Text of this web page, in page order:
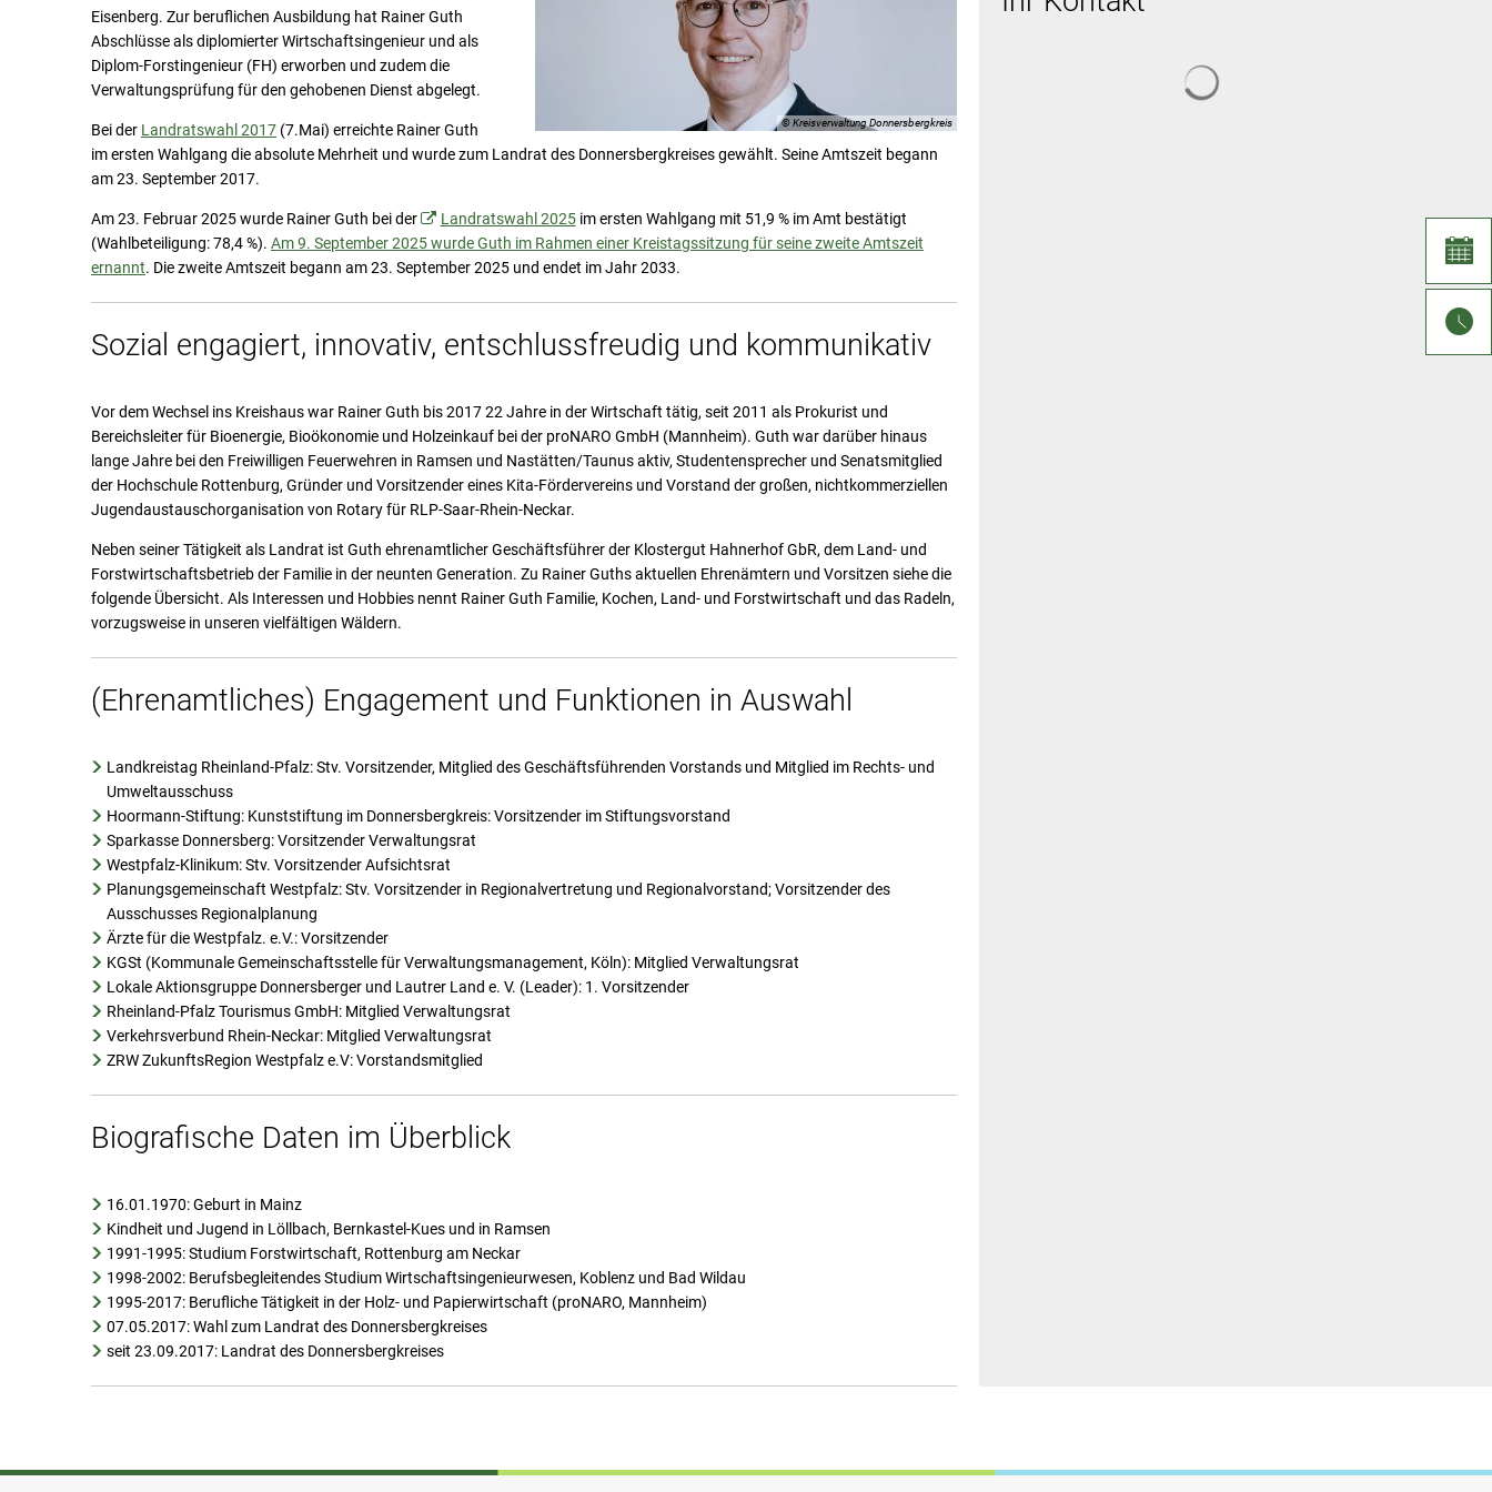
© Kreisverwaltung Donnersbergkreis
Eisenberg. Zur beruflichen Ausbildung hat Rainer Guth
Abschlüsse als diplomierter Wirtschaftsingenieur und als
Diplom-Forstingenieur (FH) erworben und zudem die
Verwaltungsprüfung für den gehobenen Dienst abgelegt.
Bei der Landratswahl 2017 (7.Mai) erreichte Rainer Guth
im ersten Wahlgang die absolute Mehrheit und wurde zum Landrat des Donnersbergkreises gewählt. Seine Amtszeit begann
am 23. September 2017.
Am 23. Februar 2025 wurde Rainer Guth bei der Landratswahl 2025im ersten Wahlgang mit 51,9 % im Amt bestätigt
(Wahlbeteiligung: 78,4 %). Am 9. September 2025 wurde Guth im Rahmen einer Kreistagssitzung für seine zweite Amtszeit
ernannt. Die zweite Amtszeit begann am 23. September 2025 und endet im Jahr 2033.
Sozial engagiert, innovativ, entschlussfreudig und kommunikativ
Vor dem Wechsel ins Kreishaus war Rainer Guth bis 2017 22 Jahre in der Wirtschaft tätig, seit 2011 als Prokurist und
Bereichsleiter für Bioenergie, Bioökonomie und Holzeinkauf bei der proNARO GmbH (Mannheim). Guth war darüber hinaus
lange Jahre bei den Freiwilligen Feuerwehren in Ramsen und Nastätten/Taunus aktiv, Studentensprecher und Senatsmitglied
der Hochschule Rottenburg, Gründer und Vorsitzender eines Kita-Fördervereins und Vorstand der großen, nichtkommerziellen
Jugendaustauschorganisation von Rotary für RLP-Saar-Rhein-Neckar.
Neben seiner Tätigkeit als Landrat ist Guth ehrenamtlicher Geschäftsführer der Klostergut Hahnerhof GbR, dem Land- und
Forstwirtschaftsbetrieb der Familie in der neunten Generation. Zu Rainer Guths aktuellen Ehrenämtern und Vorsitzen siehe die
folgende Übersicht. Als Interessen und Hobbies nennt Rainer Guth Familie, Kochen, Land- und Forstwirtschaft und das Radeln,
vorzugsweise in unseren vielfältigen Wäldern.
(Ehrenamtliches) Engagement und Funktionen in Auswahl
Landkreistag Rheinland-Pfalz: Stv. Vorsitzender, Mitglied des Geschäftsführenden Vorstands und Mitglied im Rechts- und
Umweltausschuss
Hoormann-Stiftung: Kunststiftung im Donnersbergkreis: Vorsitzender im Stiftungsvorstand
Sparkasse Donnersberg: Vorsitzender Verwaltungsrat
Westpfalz-Klinikum: Stv. Vorsitzender Aufsichtsrat
Planungsgemeinschaft Westpfalz: Stv. Vorsitzender in Regionalvertretung und Regionalvorstand; Vorsitzender des
Ausschusses Regionalplanung
Ärzte für die Westpfalz. e.V.: Vorsitzender
KGSt (Kommunale Gemeinschaftsstelle für Verwaltungsmanagement, Köln): Mitglied Verwaltungsrat
Lokale Aktionsgruppe Donnersberger und Lautrer Land e. V. (Leader): 1. Vorsitzender
Rheinland-Pfalz Tourismus GmbH: Mitglied Verwaltungsrat
Verkehrsverbund Rhein-Neckar: Mitglied Verwaltungsrat
ZRW ZukunftsRegion Westpfalz e.V: Vorstandsmitglied
Biografische Daten im Überblick
16.01.1970: Geburt in Mainz
Kindheit und Jugend in Löllbach, Bernkastel-Kues und in Ramsen
1991-1995: Studium Forstwirtschaft, Rottenburg am Neckar
1998-2002: Berufsbegleitendes Studium Wirtschaftsingenieurwesen, Koblenz und Bad Wildau
1995-2017: Berufliche Tätigkeit in der Holz- und Papierwirtschaft (proNARO, Mannheim)
07.05.2017: Wahl zum Landrat des Donnersbergkreises
seit 23.09.2017: Landrat des Donnersbergkreises